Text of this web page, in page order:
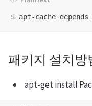
패키지 설치방
apt-get install